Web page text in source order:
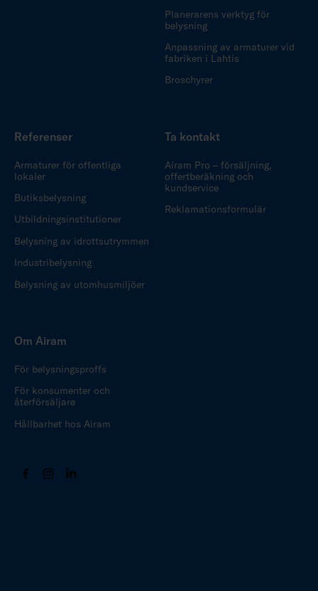
Planerarens verktyg för
belysning
Anpassning av armaturer vid
fabriken i Lahtis
Broschyrer
Referenser
Armaturer för offentliga
lokaler
Butiksbelysning
Utbildningsinstitutioner
Belysning av idrottsutrymmen
Industribelysning
Belysning av utomhusmiljöer
Ta kontakt
Airam Pro – försäljning,
offertberäkning och
kundservice
Reklamationsformulär
Om Airam
För belysningsproffs
För konsumenter och
återförsäljare
Hållbarhet hos Airam